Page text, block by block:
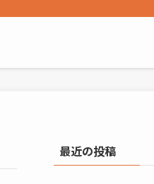
最近の投稿